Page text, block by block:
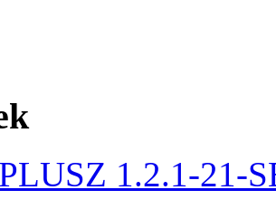
1.2.1-21-